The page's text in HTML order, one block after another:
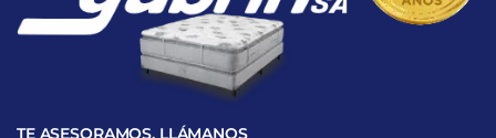
TE ASESORAMOS, LLÁMANOS